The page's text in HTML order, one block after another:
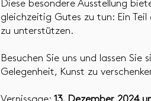
Diese besondere Ausstellung
gleichzeitig Gutes zu tun: Ein
zu unterstützen.
Besuchen Sie uns und lassen
Gelegenheit, Kunst zu